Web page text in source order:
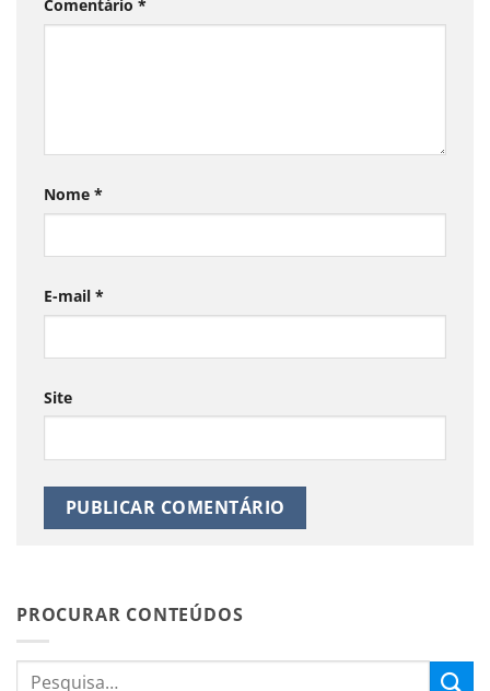
Comentário *
Nome *
E-mail *
Site
PROCURAR CONTEÚDOS